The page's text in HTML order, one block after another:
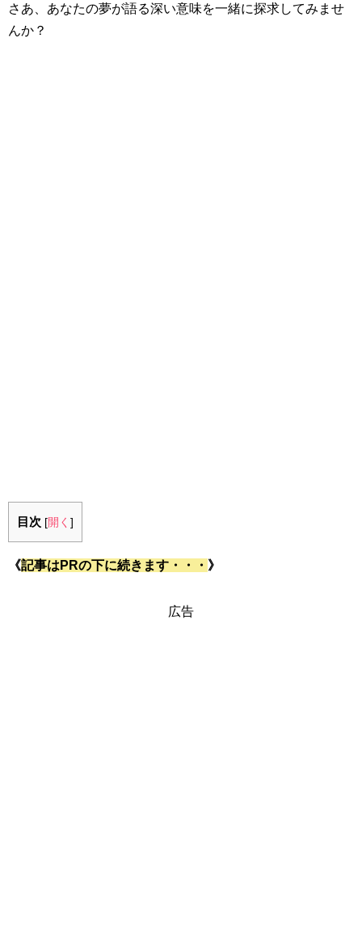
さあ、あなたの夢が語る深い意味を一緒に探求してみませ
んか？
目次 [開く ]
《記事はPRの下に続きます・・・ 》
広告